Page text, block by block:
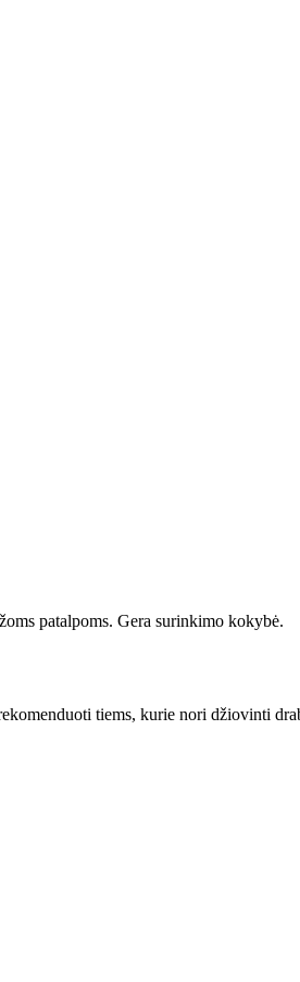
patalpoms. Gera surinkimo kokybė.
tiems, kurie nori džiovinti